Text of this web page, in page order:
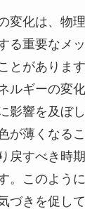
変化は、物
る重要なメ
とがありま
ルギーの変
影響を及ぼ
が薄くなる
戻すべき時
。このよう
づきを促して